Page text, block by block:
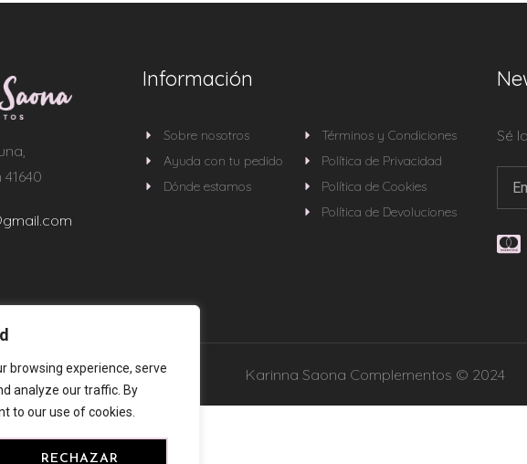
browsing experience, serve
analyze our traffic. By
to our use of cookies.
RECHAZAR
Información
Sobre nosotros
Ayuda con tu pedido
Dónde estamos
Términos y Condiciones
Política de Privacidad
Política de Cookies
Política de Devoluciones
Sé
Karinna Saona Complementos © 2024